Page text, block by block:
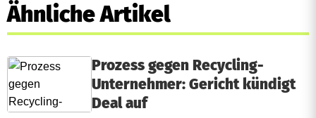
Ähnliche Artikel
Prozess gegen Recycling-
Unternehmer: Gericht kündigt
Deal auf